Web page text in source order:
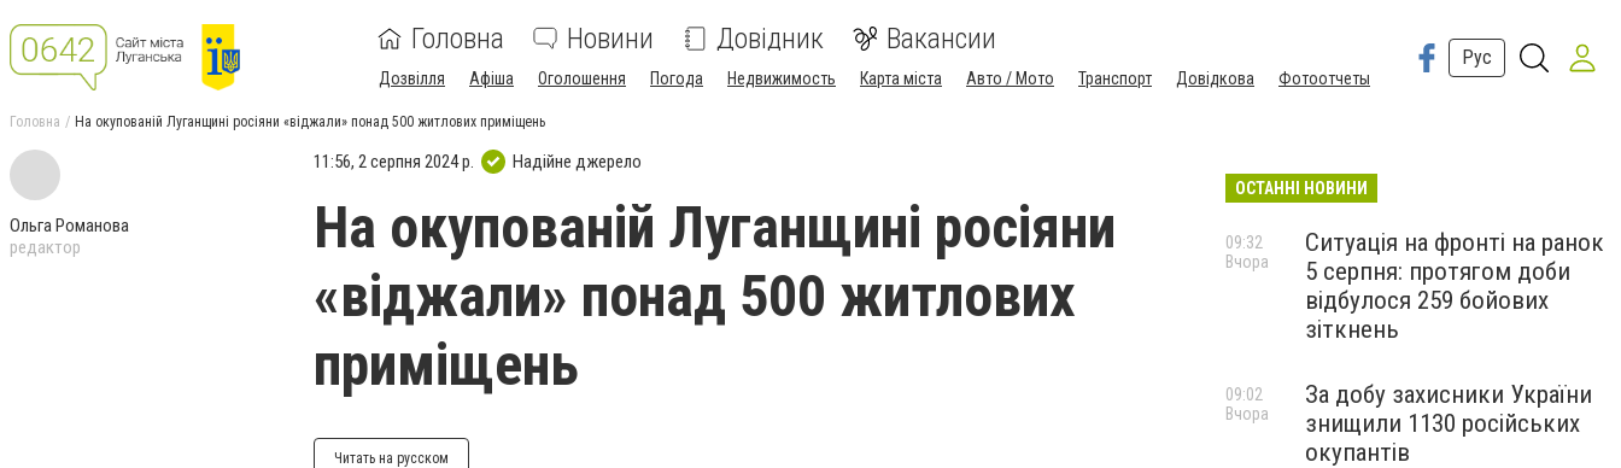
Головна Новини Довідник Вакансии
Дозвілля Афіша Оголошення Погода Недвижимость Карта міста Авто / Мото Транспорт Довідкова Фотоотчеты
Рус
Головна На окупованій Луганщині росіяни «віджали» понад 500 житлових приміщень
Ольга Романова
редактор
11:56, 2 серпня 2024 р. Надійне джерело
На окупованій Луганщині росіяни
«віджали» понад 500 житлових
приміщень
Читать на русском
ОСТАННІ НОВИНИ
Ситуація на фронті на ранок
5 серпня: протягом доби
відбулося 259 бойових
зіткнень
09:32
Вчора
За добу захисники України
знищили 1130 російських
окупантів
09:02
Вчора